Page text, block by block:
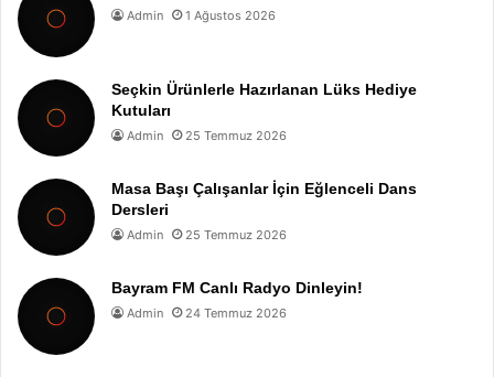
Admin 1 Ağustos 2026
Seçkin Ürünlerle Hazırlanan Lüks Hediye
Kutuları
Admin 25 Temmuz 2026
Masa Başı Çalışanlar İçin Eğlenceli Dans
Dersleri
Admin 25 Temmuz 2026
Bayram FM Canlı Radyo Dinleyin!
Admin 24 Temmuz 2026